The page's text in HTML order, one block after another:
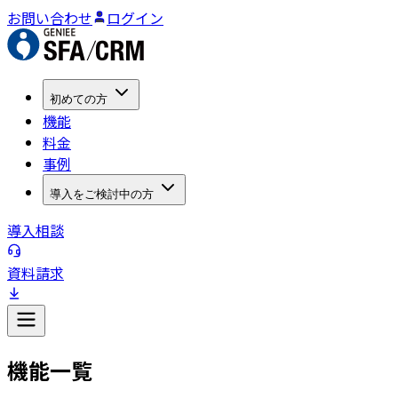
お問い合わせ ログイン
初めての方
機能
料金
事例
導入をご検討中の方
導入相談
資料請求
機能一覧